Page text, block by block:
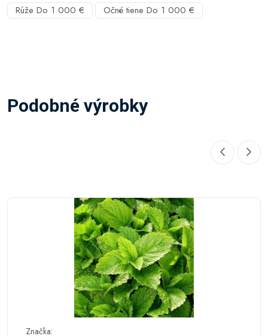
Rúže Do 1 000 €
Očné tiene Do 1 000 €
Podobné výrobky
Značka: